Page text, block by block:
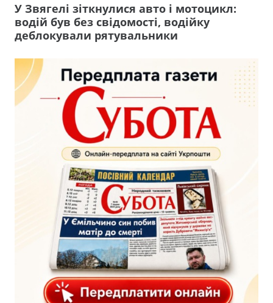
У Звягелі зіткнулися авто і мотоцикл:
водій був без свідомості, водійку
деблокували рятувальники